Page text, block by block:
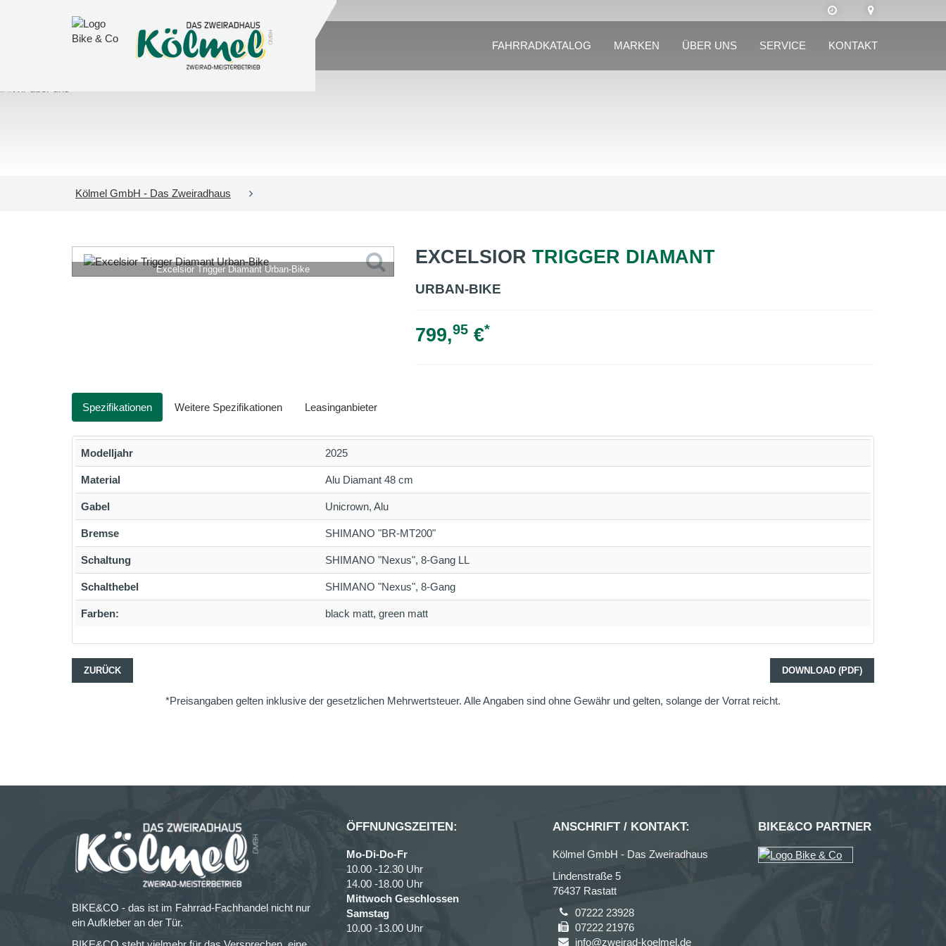
FAHRRADKATALOG MARKEN ÜBER UNS SERVICE KONTAKT
Kölmel GmbH - Das Zweiradhaus
Excelsior Trigger Diamant Urban-Bike
EXCELSIOR TRIGGER DIAMANT
URBAN-BIKE
799,95€*
Spezifikationen Weitere Spezifikationen Leasinganbieter
Modelljahr 2025
Material Alu Diamant 48 cm
Gabel Unicrown, Alu
Bremse SHIMANO "BR-MT200"
Schaltung SHIMANO "Nexus", 8-Gang LL
Schalthebel SHIMANO "Nexus", 8-Gang
Farben: black matt, green matt
ZURÜCK DOWNLOAD (PDF)
*Preisangaben gelten inklusive der gesetzlichen Mehrwertsteuer. Alle Angaben sind ohne Gewähr und gelten, solange der Vorrat reicht.
BIKE&CO - das ist im Fahrrad-Fachhandel nicht nur
ein Aufkleber an der Tür.
ÖFFNUNGSZEITEN:
Mo-Di-Do-Fr
10.00 -12.30 Uhr
14.00 -18.00 Uhr
Mittwoch Geschlossen
Samstag
10.00 -13.00 Uhr
ANSCHRIFT / KONTAKT:
Kölmel GmbH - Das Zweiradhaus
Lindenstraße 5
76437 Rastatt
07222 23928
07222 21976
info@zweirad-koelmel.de
BIKE&CO PARTNER